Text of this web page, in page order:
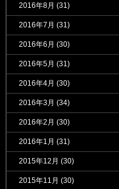
2016年8月 (31)
2016年7月 (31)
2016年6月 (30)
2016年5月 (31)
2016年4月 (30)
2016年3月 (34)
2016年2月 (30)
2016年1月 (31)
2015年12月 (30)
2015年11月 (30)